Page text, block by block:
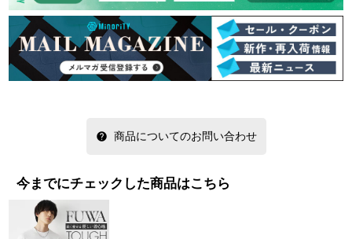
商品についてのお問い合わせ
今までにチェックした商品はこちら